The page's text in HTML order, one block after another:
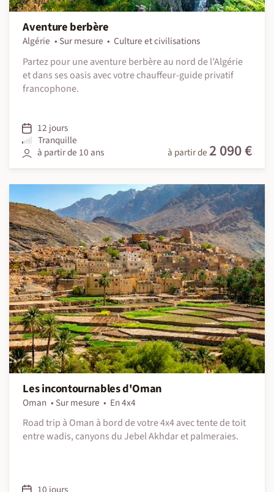
Aventure berbère
Algérie Sur mesure
Culture et civilisations
Partez pour une aventure berbère au nord de l’Algérie
et dans ses oasis avec votre chauffeur-guide privatif
francophone.
12 jours
Tranquille
à partir de 10 ans
à partir de 2 090 €
Les incontournables d'Oman
Oman Sur mesure
En 4x4
Road trip à Oman à bord de votre 4x4 avec tente de toit
entre wadis, canyons du Jebel Akhdar et palmeraies.